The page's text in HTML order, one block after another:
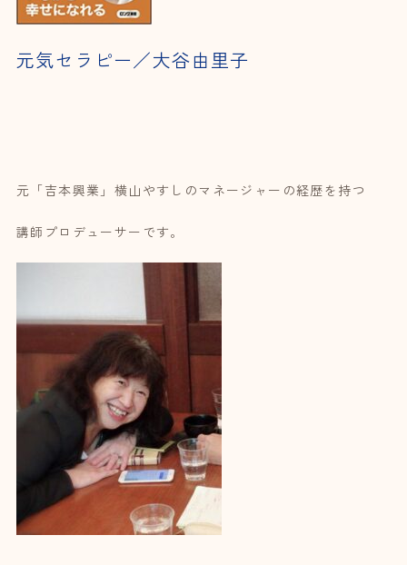
元気セラピー／大谷由里子
元「吉本興業」横山やすしのマネージャーの経歴を持つ
講師プロデューサーです。